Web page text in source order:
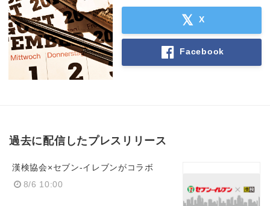
X
Facebook
過去に配信したプレスリリース
漢検協会×セブン‐イレブンがコラボ
8/6 10:00